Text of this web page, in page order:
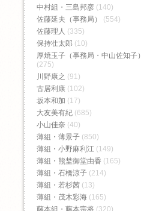
中村組・三島邦彦 (140)
佐藤延夫（事務局）
(554)
佐藤理人 (335)
保持壮太郎 (10)
厚焼玉子（事務局・中山佐知子）
(275)
川野康之 (91)
古居利康 (102)
坂本和加 (17)
大友美有紀 (685)
小山佳奈 (40)
薄組・薄景子 (850)
薄組・小野麻利江 (149)
薄組・熊埜御堂由香 (165)
薄組・石橋涼子 (214)
薄組・若杉茜 (13)
薄組・茂木彩海 (165)
藤本組・藤本宗将 (320)